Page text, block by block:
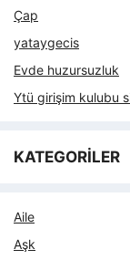
Çap
yataygecis
Evde huzursuzluk
Ytü girişim kulubu
KATEGORİLER
Aile
Aşk